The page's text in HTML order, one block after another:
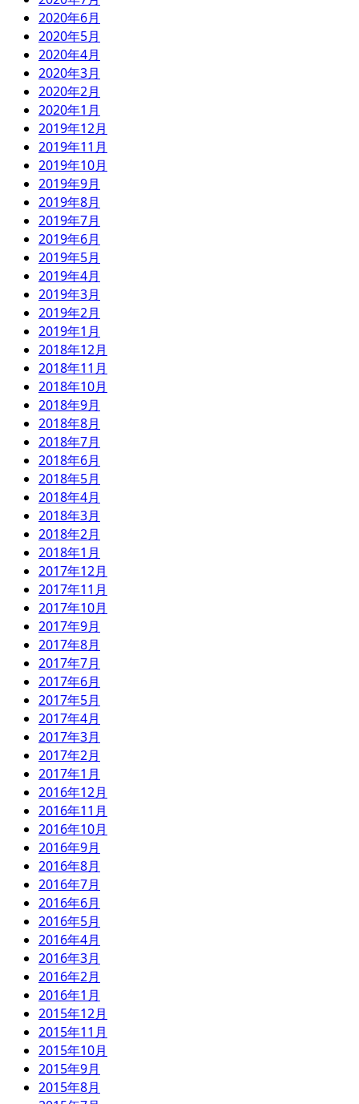
2020年6月
2020年5月
2020年4月
2020年3月
2020年2月
2020年1月
2019年12月
2019年11月
2019年10月
2019年9月
2019年8月
2019年7月
2019年6月
2019年5月
2019年4月
2019年3月
2019年2月
2019年1月
2018年12月
2018年11月
2018年10月
2018年9月
2018年8月
2018年7月
2018年6月
2018年5月
2018年4月
2018年3月
2018年2月
2018年1月
2017年12月
2017年11月
2017年10月
2017年9月
2017年8月
2017年7月
2017年6月
2017年5月
2017年4月
2017年3月
2017年2月
2017年1月
2016年12月
2016年11月
2016年10月
2016年9月
2016年8月
2016年7月
2016年6月
2016年5月
2016年4月
2016年3月
2016年2月
2016年1月
2015年12月
2015年11月
2015年10月
2015年9月
2015年8月